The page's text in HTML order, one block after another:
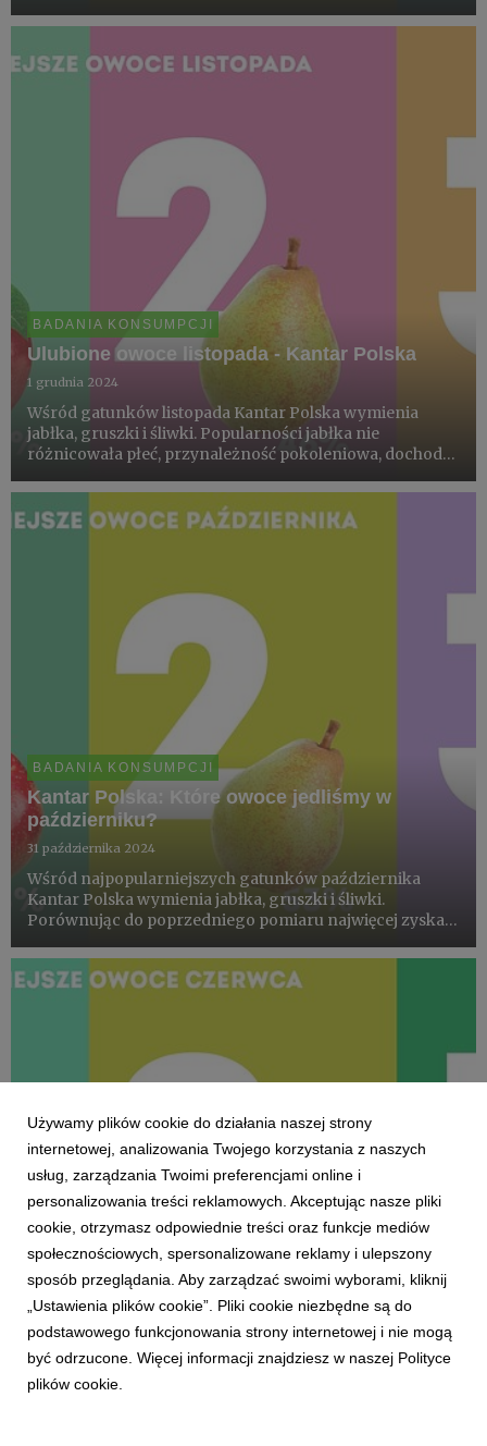
BADANIA KONSUMPCJI
Ulubione owoce listopada - Kantar Polska
1 grudnia 2024
Wśród gatunków listopada Kantar Polska wymienia
jabłka, gruszki i śliwki. Popularności jabłka nie
różnicowała płeć, przynależność pokoleniowa, dochody i
uwagę konsumpcja truskawek. Jadł je w listopadzie już co
piąty Polak...
BADANIA KONSUMPCJI
Kantar Polska: Które owoce jedliśmy w
październiku?
31 października 2024
Wśród najpopularniejszych gatunków października
Kantar Polska wymienia jabłka, gruszki i śliwki.
Porównując do poprzedniego pomiaru najwięcej zyskało
zwraca uwagę minikiwi, którego konsumpcję
zadeklarowało 4,2 mln Polaków.
BADANIA KONSUMPCJI
Najpopularniejsze owoce czerwca - Kantar
Polska
11 lipca 2025
Do najpopularniejszych owoców czerwca należą
truskawki, jabłka i czereśnie. Czerwiec do czerwca jabłka
zyskały 1,2 mln konsumentów. To drugi już miesiąc
Używamy plików cookie do działania naszej strony
internetowej, analizowania Twojego korzystania z naszych
usług, zarządzania Twoimi preferencjami online i
personalizowania treści reklamowych. Akceptując nasze pliki
cookie, otrzymasz odpowiednie treści oraz funkcje mediów
społecznościowych, spersonalizowane reklamy i ulepszony
sposób przeglądania. Aby zarządzać swoimi wyborami, kliknij
„Ustawienia plików cookie”. Pliki cookie niezbędne są do
podstawowego funkcjonowania strony internetowej i nie mogą
być odrzucone. Więcej informacji znajdziesz w naszej Polityce
plików cookie.